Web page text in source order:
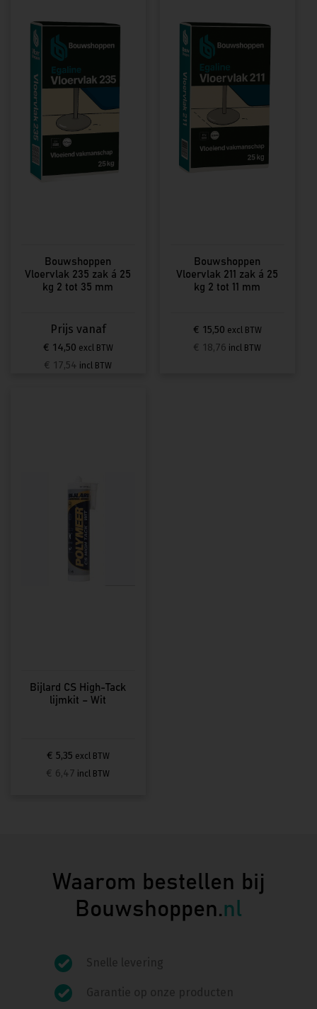
meerdere
variaties.
Deze
optie
kan
gekozen
worden
op
de
productpagina
Bouwshoppen
Vloervlak 235 zak á 25
kg 2 tot 35 mm
€ 14,50 excl BTW
€ 17,54 incl BTW
Bouwshoppen
Vloervlak 211 zak á 25
kg 2 tot 11 mm
€ 15,50 excl BTW
€ 18,76 incl BTW
Bijlard CS High-Tack
lijmkit – Wit
€ 5,35 excl BTW
€ 6,47 incl BTW
Waarom bestellen bij
Bouwshoppen.nl
Snelle levering
Garantie op onze producten